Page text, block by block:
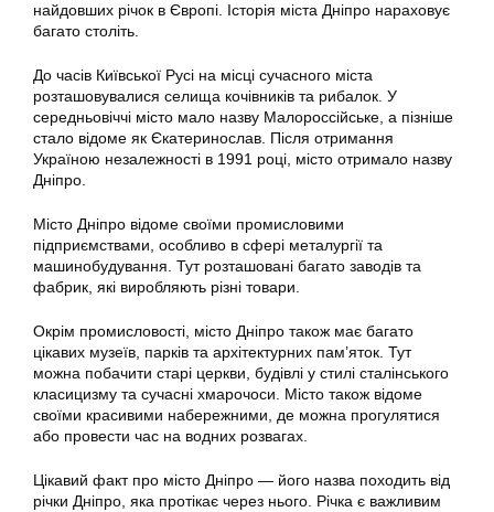
найдовших річок в Європі. Історія міста Дніпро нараховує
багато століть.
До часів Київської Русі на місці сучасного міста
розташовувалися селища кочівників та рибалок. У
середньовіччі місто мало назву Малороссійське, а пізніше
стало відоме як Єкатеринослав. Після отримання
Україною незалежності в 1991 році, місто отримало назву
Дніпро.
Місто Дніпро відоме своїми промисловими
підприємствами, особливо в сфері металургії та
машинобудування. Тут розташовані багато заводів та
фабрик, які виробляють різні товари.
Окрім промисловості, місто Дніпро також має багато
цікавих музеїв, парків та архітектурних пам’яток. Тут
можна побачити старі церкви, будівлі у стилі сталінського
класицизму та сучасні хмарочоси. Місто також відоме
своїми красивими набережними, де можна прогулятися
або провести час на водних розвагах.
Цікавий факт про місто Дніпро — його назва походить від
річки Дніпро, яка протікає через нього. Річка є важливим